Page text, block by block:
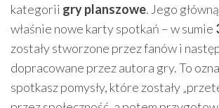
kategorii gry planszowe. Jego
właśnie nowe karty spotkań – w sumie
zostały stworzone przez fanów i
dopracowane przez autora gry. To
spotkasz pomysły, które zostały